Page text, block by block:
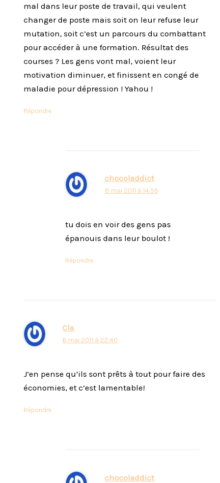
mal dans leur poste de travail, qui veulent
changer de poste mais soit on leur refuse leur
mutation, soit c’est un parcours du combattant
pour accéder à une formation. Résultat des
courses ? Les gens vont mal, voient leur
motivation diminuer, et finissent en congé de
maladie pour dépression ! Yahou !
Répondre
chocoladdict
8 mai 2011 à 14:59
tu dois en voir des gens pas
épanouis dans leur boulot !
Répondre
Cla
6 mai 2011 à 22:40
J’en pense qu’ils sont prêts à tout pour faire des
économies, et c’est lamentable!
Répondre
chocoladdict